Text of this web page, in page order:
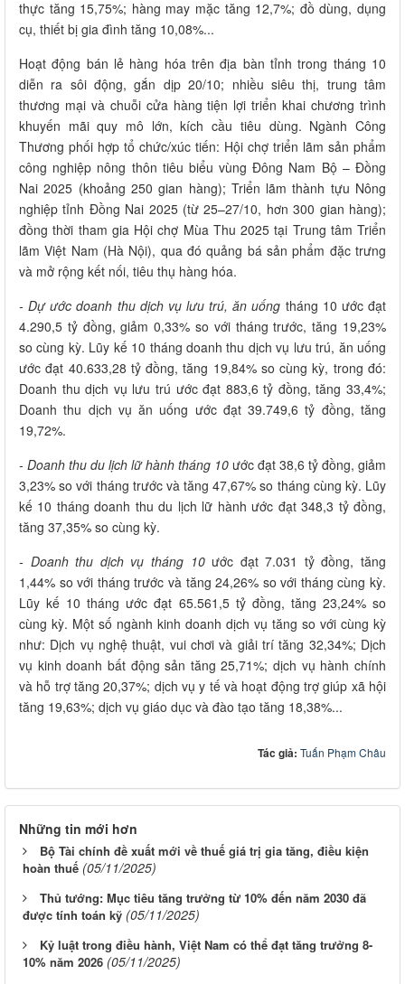
thực tăng 15,75%; hàng may mặc tăng 12,7%; đồ dùng, dụng
cụ, thiết bị gia đình tăng 10,08%...
Hoạt động bán lẻ hàng hóa trên địa bàn tỉnh trong tháng 10
diễn ra sôi động, gắn dịp 20/10; nhiều siêu thị, trung tâm
thương mại và chuỗi cửa hàng tiện lợi triển khai chương trình
khuyến mãi quy mô lớn, kích cầu tiêu dùng. Ngành Công
Thương phối hợp tổ chức/xúc tiến: Hội chợ triển lãm sản phẩm
công nghiệp nông thôn tiêu biểu vùng Đông Nam Bộ – Đồng
Nai 2025 (khoảng 250 gian hàng); Triển lãm thành tựu Nông
nghiệp tỉnh Đồng Nai 2025 (từ 25–27/10, hơn 300 gian hàng);
đồng thời tham gia Hội chợ Mùa Thu 2025 tại Trung tâm Triển
lãm Việt Nam (Hà Nội), qua đó quảng bá sản phẩm đặc trưng
và mở rộng kết nối, tiêu thụ hàng hóa.
- Dự ước doanh thu dịch vụ lưu trú, ăn uống tháng 10 ước đạt
4.290,5 tỷ đồng, giảm 0,33% so với tháng trước, tăng 19,23%
so cùng kỳ. Lũy kế 10 tháng doanh thu dịch vụ lưu trú, ăn uống
ước đạt 40.633,28 tỷ đồng, tăng 19,84% so cùng kỳ, trong đó:
Doanh thu dịch vụ lưu trú ước đạt 883,6 tỷ đồng, tăng 33,4%;
Doanh thu dịch vụ ăn uống ước đạt 39.749,6 tỷ đồng, tăng
19,72%.
- Doanh thu du lịch lữ hành tháng 10 ước đạt 38,6 tỷ đồng, giảm
3,23% so với tháng trước và tăng 47,67% so tháng cùng kỳ. Lũy
kế 10 tháng doanh thu du lịch lữ hành ước đạt 348,3 tỷ đồng,
tăng 37,35% so cùng kỳ.
- Doanh thu dịch vụ tháng 10ước đạt 7.031 tỷ đồng, tăng
1,44% so với tháng trước và tăng 24,26% so với tháng cùng kỳ.
Lũy kế 10 tháng ước đạt 65.561,5 tỷ đồng, tăng 23,24% so
cùng kỳ. Một số ngành kinh doanh dịch vụ tăng so với cùng kỳ
như: Dịch vụ nghệ thuật, vui chơi và giải trí tăng 32,34%; Dịch
vụ kinh doanh bất động sản tăng 25,71%; dịch vụ hành chính
và hỗ trợ tăng 20,37%; dịch vụ y tế và hoạt động trợ giúp xã hội
tăng 19,63%; dịch vụ giáo dục và đào tạo tăng 18,38%...
Tác giả: Tuấn Phạm Châu
Những tin mới hơn
Bộ Tài chính đề xuất mới về thuế giá trị gia tăng, điều kiện
hoàn thuế (05/11/2025)
Thủ tướng: Mục tiêu tăng trưởng từ 10% đến năm 2030 đã
được tính toán kỹ (05/11/2025)
Kỷ luật trong điều hành, Việt Nam có thể đạt tăng trưởng 8-
10% năm 2026 (05/11/2025)